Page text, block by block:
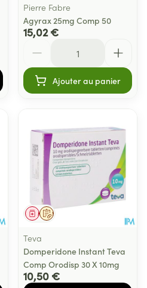
Pierre Fabre
Agyrax 25mg Comp 50
15,02 €
Ajouter au panier
Sur prescription
Médicament
Teva
Domperidone Instant Teva
Comp Orodisp 30 X 10mg
10,50 €